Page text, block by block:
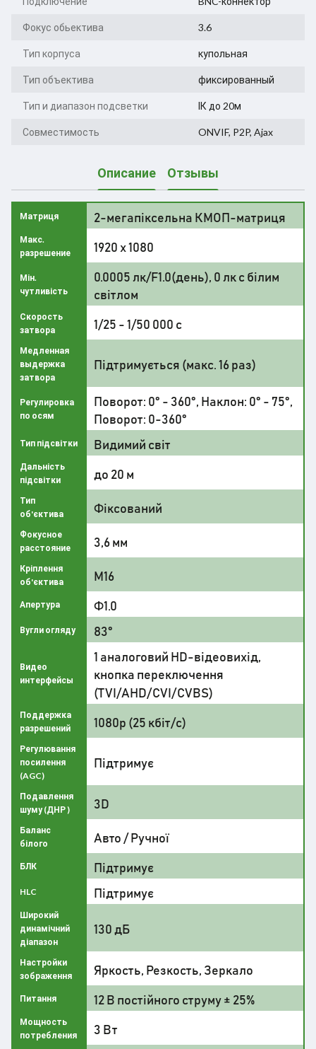
Фокус обьектива 3.6
Тип корпуса купольная
Тип объектива фиксированный
Тип и диапазон подсветки ІК до 20м
Совместимость ONVIF, P2P, Ajax
Описание Отзывы
Матриця 2-мегапіксельна КМОП-матриця
Макс.
разрешение
1920 x 1080
Мін.
чутливість
0.0005 лк/F1.0(день), 0 лк c білим
світлом
Скорость
затвора
1/25 - 1/50 000 с
Медленная
выдержка
затвора
Підтримується (макс. 16 раз)
Регулировка
по осям
Поворот: 0° - 360°, Наклон: 0° - 75°,
Поворот: 0-360°
Тип підсвітки Видимий світ
Дальність
підсвітки
до 20 м
Тип
об'єктива
Фіксований
Фокусное
расстояние
3,6 мм
Кріплення
об'єктива
М16
Апертура Ф1.0
Вугли огляду 83°
Видео
интерфейсы
1 аналоговий HD-відеовихід,
кнопка переключення
(TVI/AHD/CVI/CVBS)
Поддержка
разрешений
1080p (25 кбіт/с)
Регулювання
посилення
(AGC)
Підтримує
Подавлення
шуму (ДНР )
3D
Баланс
білого
Авто / Ручної
БЛК Підтримує
HLC Підтримує
Широкий
динамічний
діапазон
130 дБ
Настройки
зображення
Яркость, Резкость, Зеркало
Питання 12 В постійного струму ± 25%
Мощность
потребления
3 Вт